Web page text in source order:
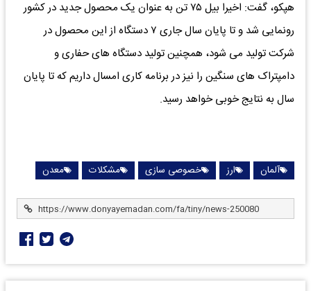
هپکو، گفت: اخیرا بیل ۷۵ تن به عنوان یک محصول جدید در کشور
رونمایی شد و تا پایان سال جاری ۷ دستگاه از این محصول در
شرکت تولید می شود، همچنین تولید دستگاه های حفاری و
دامپتراک های سنگین را نیز در برنامه کاری امسال داریم که تا پایان
سال به نتایج خوبی خواهد رسید.
آلمان ارز خصوصی سازی مشکلات معدن